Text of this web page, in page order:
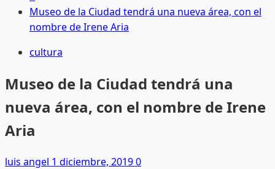
Museo de la Ciudad tendrá una nueva área, con el
nombre de Irene Aria
cultura
Museo de la Ciudad tendrá una
nueva área, con el nombre de Irene
Aria
luis angel 1 diciembre, 20190